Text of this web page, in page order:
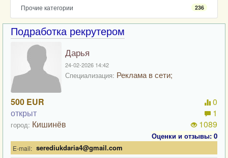
Прочие категории 236
Подработка рекрутером
Дарья
24-02-2026 14:42
Специализация: Реклама в сети;
500 EUR
открыт
город: Кишинёв
0
1
1089
Оценки и отзывы: 0
E-mail: serediukdaria4@gmail.com